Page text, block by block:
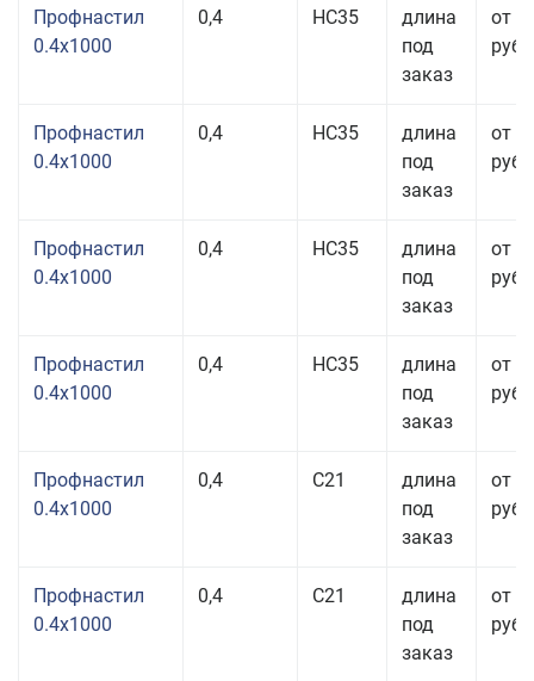
Профнастил
0.4x1000
0,4 НС35
длина
под
заказ
от
руб.
Профнастил
0.4x1000
0,4 НС35
длина
под
заказ
от
руб.
Профнастил
0.4x1000
0,4 НС35
длина
под
заказ
от
руб.
Профнастил
0.4x1000
0,4 НС35
длина
под
заказ
от
руб.
Профнастил
0.4x1000
0,4 С21
длина
под
заказ
от
руб.
Профнастил
0.4x1000
0,4 С21
длина
под
заказ
от
руб.